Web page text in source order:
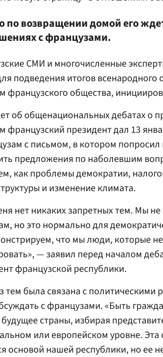
по возвращении домой его
с французами.
СМИ и многочисленные
подведения итогов
французского общества,
об общенациональных дебатах о
французский президент дал 13
с письмом, в котором попросил
предложения по наболевшим
как проблемы демократии,
и изменение климата.
нет никаких запретных тем. Мы
но это нормально для
что мы люди, которые не
— заявил перед началом
французской республики.
тем была связана с
с французами. «Быть
страны, избирая
или европейском уровне. Эта
основой нашей республики, но ее